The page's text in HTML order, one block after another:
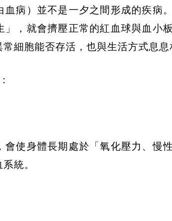
血病）並不是一夕之間形成的疾病
，就會擠壓正常的紅血球與血小
細胞能否存活，也與生活方式息息
使身體長期處於「氧化壓力、慢
統。